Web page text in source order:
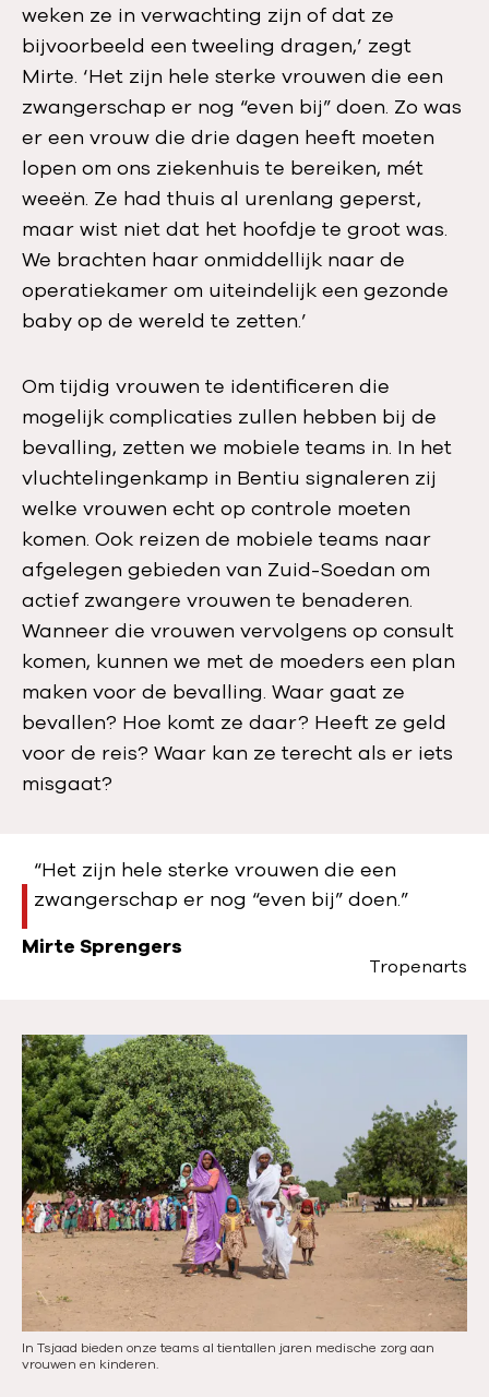
weken ze in verwachting zijn of dat ze
bijvoorbeeld een tweeling dragen,’ zegt
Mirte. ‘Het zijn hele sterke vrouwen die een
zwangerschap er nog “even bij” doen. Zo was
er een vrouw die drie dagen heeft moeten
lopen om ons ziekenhuis te bereiken, mét
weeën. Ze had thuis al urenlang geperst,
maar wist niet dat het hoofdje te groot was.
We brachten haar onmiddellijk naar de
operatiekamer om uiteindelijk een gezonde
baby op de wereld te zetten.’
Om tijdig vrouwen te identificeren die
mogelijk complicaties zullen hebben bij de
bevalling, zetten we mobiele teams in. In het
vluchtelingenkamp in Bentiu signaleren zij
welke vrouwen echt op controle moeten
komen. Ook reizen de mobiele teams naar
afgelegen gebieden van Zuid-Soedan om
actief zwangere vrouwen te benaderen.
Wanneer die vrouwen vervolgens op consult
komen, kunnen we met de moeders een plan
maken voor de bevalling. Waar gaat ze
bevallen? Hoe komt ze daar? Heeft ze geld
voor de reis? Waar kan ze terecht als er iets
misgaat?
“Het zijn hele sterke vrouwen die een
zwangerschap er nog “even bij” doen.”
Mirte Sprengers
Tropenarts
In Tsjaad bieden onze teams al tientallen jaren medische zorg aan
vrouwen en kinderen.